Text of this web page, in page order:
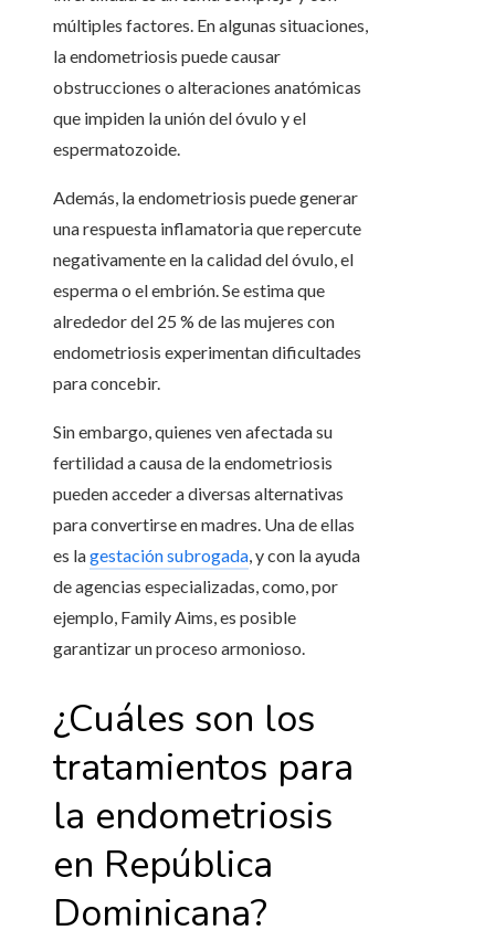
múltiples factores. En algunas situaciones,
la endometriosis puede causar
obstrucciones o alteraciones anatómicas
que impiden la unión del óvulo y el
espermatozoide.
Además, la endometriosis puede generar
una respuesta inflamatoria que repercute
negativamente en la calidad del óvulo, el
esperma o el embrión. Se estima que
alrededor del 25 % de las mujeres con
endometriosis experimentan dificultades
para concebir.
Sin embargo, quienes ven afectada su
fertilidad a causa de la endometriosis
pueden acceder a diversas alternativas
para convertirse en madres. Una de ellas
es lagestación subrogada, y con la ayuda
de agencias especializadas, como, por
ejemplo, Family Aims, es posible
garantizar un proceso armonioso.
¿Cuáles son los
tratamientos para
la endometriosis
en República
Dominicana?